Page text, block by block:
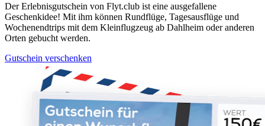
Der Erlebnisgutschein von Flyt.club ist eine ausgefallene
Geschenkidee! Mit ihm können Rundflüge, Tagesausflüge und
Wochenendtrips mit dem Kleinflugzeug ab Dahlheim oder anderen
Orten gebucht werden.
Gutschein verschenken